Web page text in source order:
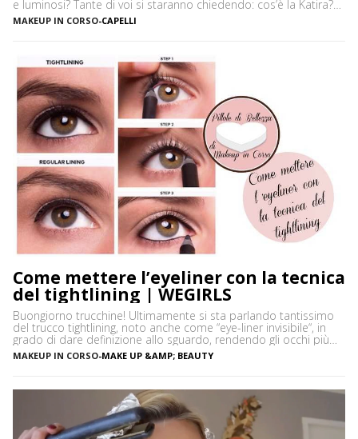
e luminosi? Tante di voi si staranno chiedendo: cos’è la Katira?
La Katira o Gomma Adragante è una resina gelificante naturale
ottenuta dalla linfa essiccata di Astragalus gummifer, un piccolo
MAKEUP IN CORSO-CAPELLI
Come mettere l’eyeliner con la tecnica
del tightlining | WEGIRLS
Buongiorno trucchine! Ultimamente si sta parlando tantissimo
del trucco tightlining, noto anche come “eye-liner invisibile“, in
grado di dare definizione allo sguardo, rendendo gli occhi più
espressivi e le ciglia più folte. Ma di cosa si tratta precisamente?
Vediamo insieme cos’è tightlining e come farlo senza rischiare di
MAKEUP IN CORSO-MAKE UP &AMP; BEAUTY